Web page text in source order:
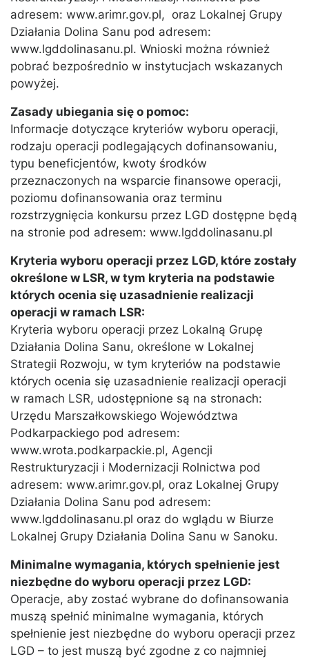
adresem: www.arimr.gov.pl, oraz Lokalnej Grupy
Działania Dolina Sanu pod adresem:
www.lgddolinasanu.pl. Wnioski można również
pobrać bezpośrednio w instytucjach wskazanych
powyżej.
Zasady ubiegania się o pomoc:
Informacje dotyczące kryteriów wyboru operacji,
rodzaju operacji podlegających dofinansowaniu,
typu beneficjentów, kwoty środków
przeznaczonych na wsparcie finansowe operacji,
poziomu dofinansowania oraz terminu
rozstrzygnięcia konkursu przez LGD dostępne będą
na stronie pod adresem: www.lgddolinasanu.pl
Kryteria wyboru operacji przez LGD, które zostały
określone w LSR, w tym kryteria na podstawie
których ocenia się uzasadnienie realizacji
operacji w ramach LSR:
Kryteria wyboru operacji przez Lokalną Grupę
Działania Dolina Sanu, określone w Lokalnej
Strategii Rozwoju, w tym kryteriów na podstawie
których ocenia się uzasadnienie realizacji operacji
w ramach LSR, udostępnione są na stronach:
Urzędu Marszałkowskiego Województwa
Podkarpackiego pod adresem:
www.wrota.podkarpackie.pl, Agencji
Restrukturyzacji i Modernizacji Rolnictwa pod
adresem: www.arimr.gov.pl, oraz Lokalnej Grupy
Działania Dolina Sanu pod adresem:
www.lgddolinasanu.pl oraz do wglądu w Biurze
Lokalnej Grupy Działania Dolina Sanu w Sanoku.
Minimalne wymagania, których spełnienie jest
niezbędne do wyboru operacji przez LGD:
Operacje, aby zostać wybrane do dofinansowania
muszą spełnić minimalne wymagania, których
spełnienie jest niezbędne do wyboru operacji przez
LGD – to jest muszą być zgodne z co najmniej